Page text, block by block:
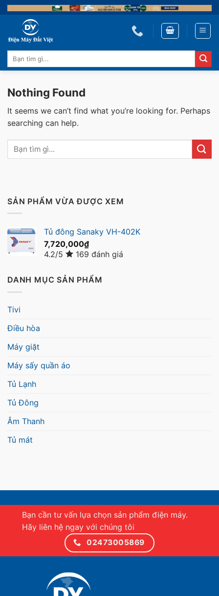
Skip
to
content
Tìm
kiếm:
Nothing Found
It seems we can’t find what you’re looking for. Perhaps
searching can help.
SẢN PHẨM VỪA ĐƯỢC XEM
Tủ đông Sanaky VH-402K
7,720,000₫
4.2/5
169 đánh giá
DANH MỤC SẢN PHẨM
Tivi
Điều hòa
Máy giặt
Máy sấy quần áo
Tủ Lạnh
Tủ Đông
Âm Thanh
Tủ mát
Bạn cần tư vấn lựa chọn sản phẩm điện máy.
Hãy liên hệ ngay với chúng tôi
02473005869